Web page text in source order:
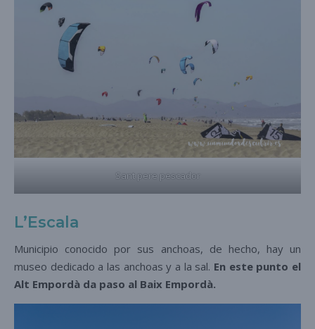
Sant pere pescador
L’Escala
Municipio conocido por sus anchoas, de hecho, hay un
museo dedicado a las anchoas y a la sal. En este punto el
Alt Empordà da paso al Baix Empordà.